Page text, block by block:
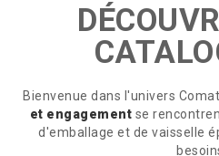
Bienvenue dans l'univers
et engagement se
d'emballage et de vaisselle